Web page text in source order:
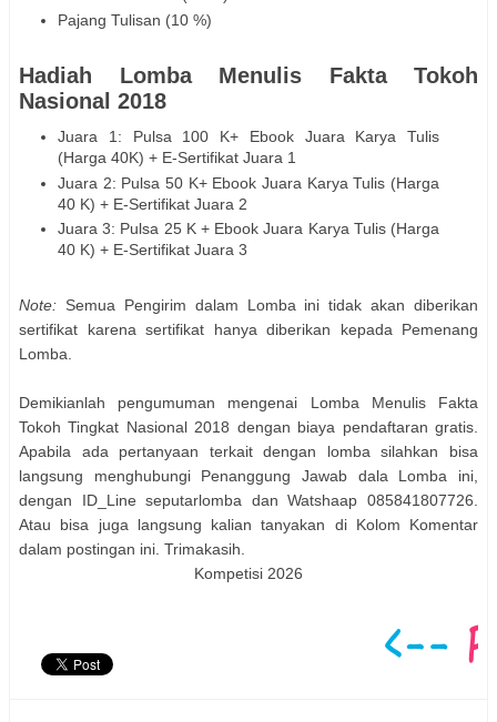
Pajang Tulisan (10 %)
Hadiah Lomba Menulis Fakta Tokoh
Nasional 2018
Juara 1: Pulsa 100 K+ Ebook Juara Karya Tulis
(Harga 40K) + E-Sertifikat Juara 1
Juara 2: Pulsa 50 K+ Ebook Juara Karya Tulis (Harga
40 K) + E-Sertifikat Juara 2
Juara 3: Pulsa 25 K + Ebook Juara Karya Tulis (Harga
40 K) + E-Sertifikat Juara 3
Note: Semua Pengirim dalam Lomba ini tidak akan diberikan
sertifikat karena sertifikat hanya diberikan kepada Pemenang
Lomba.
Demikianlah pengumuman mengenai Lomba Menulis Fakta
Tokoh Tingkat Nasional 2018 dengan biaya pendaftaran gratis.
Apabila ada pertanyaan terkait dengan lomba silahkan bisa
langsung menghubungi Penanggung Jawab dala Lomba ini,
dengan ID_Line seputarlomba dan Watshaap 085841807726.
Atau bisa juga langsung kalian tanyakan di Kolom Komentar
dalam postingan ini. Trimakasih.
Kompetisi 2026